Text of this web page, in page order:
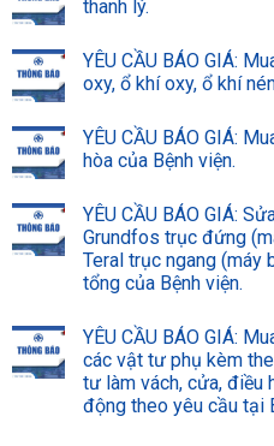
thanh lý.
YÊU CẦU BÁO GIÁ:
oxy, ổ khí oxy, ổ khí
YÊU CẦU BÁO GIÁ:
hòa của Bệnh viện.
YÊU CẦU BÁO GIÁ:
Grundfos trục đứng
Teral trục ngang
tổng của Bệnh viện.
YÊU CẦU BÁO GIÁ:
các vật tư phụ kèm
tư làm vách, cửa, điều
động theo yêu cầu tại